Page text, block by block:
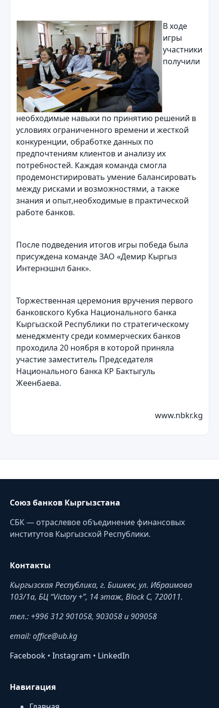
В ходе
игры
участники
получили
необходимые навыки по принятию решений в
условиях ограниченного времени и жесткой
конкуренции, обработке данных по
предпочтениям клиентов и анализу их
потребностей. Каждая команда смогла
продемонстирировать умение балансировать
между рисками и возможностями, а также
знания и опыт,необходимые в практической
работе банков.
После подведения итогов игры победа была
присуждена команде ЗАО «Демир Кыргыз
Интернэшнл банк».
Торжественная церемония вручения первого
банковского Кубка Национального банка
Кыргызской Республики по стратегическому
менеджменту среди коммерческих банков
проходила 20 ноября в которой приняла
участие заместитель Председателя
Национального банка КР Бактыгуль
Жеенбаева.
www.nbkr.kg
Союз банков Кыргызстана
СБК — отраслевое объединение финансовых
институтов Кыргызской Республики.
Контакты
Кыргызская Республика, г. Бишкек, ул. Ибраимова
103/1a, БЦ “Victory +”, 14 этаж, Block C, 720011.
тел.: +996 312 901058, 903058 и 909058
email: office@ub.kg
Facebook • Instagram • LinkedIn
Навигация